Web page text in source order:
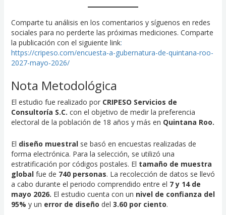
Comparte tu análisis en los comentarios y síguenos en redes
sociales para no perderte las próximas mediciones. Comparte
la publicación con el siguiente link:
https://cripeso.com/encuesta-a-gubernatura-de-quintana-roo-
2027-mayo-2026/
Nota Metodológica
El estudio fue realizado por CRIPESO Servicios de
Consultoría S.C. con el objetivo de medir la preferencia
electoral de la población de 18 años y más en Quintana Roo.
El diseño muestralse basó en encuestas realizadas de
forma electrónica. Para la selección, se utilizó una
estratificación por códigos postales. El tamaño de muestra
globalfue de 740 personas. La recolección de datos se llevó
a cabo durante el periodo comprendido entre el 7 y 14 de
mayo 2026. El estudio cuenta con un nivel de confianza del
95% y un error de diseño del 3.60 por ciento.